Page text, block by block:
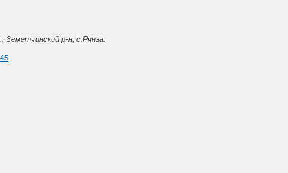
Земетчинский р-н, с.Рянза.